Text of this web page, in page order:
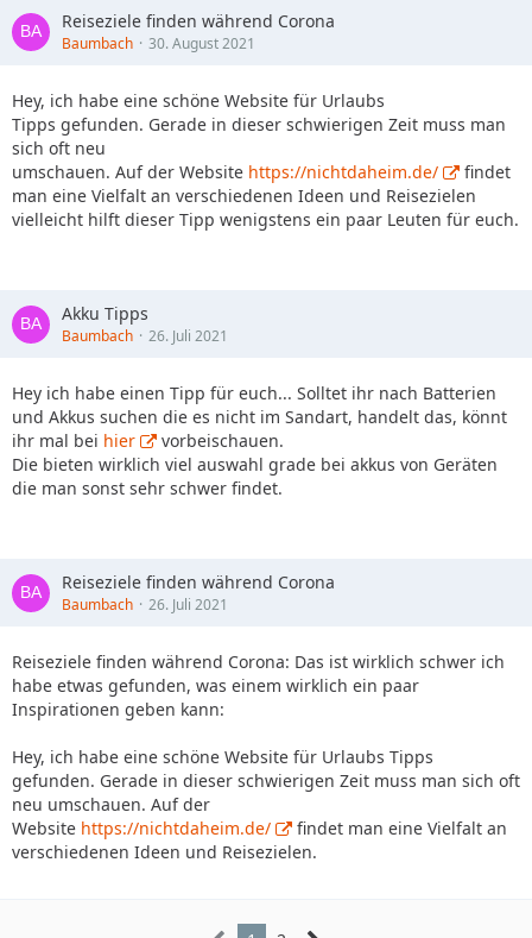
Reiseziele finden während Corona
Baumbach 30. August 2021
Hey, ich habe eine schöne Website für Urlaubs
Tipps gefunden. Gerade in dieser schwierigen Zeit muss man
sich oft neu
umschauen. Auf der Website https://nichtdaheim.de/
findet
man eine Vielfalt an verschiedenen Ideen und Reisezielen
vielleicht hilft dieser Tipp wenigstens ein paar Leuten für euch.
Akku Tipps
Baumbach 26. Juli 2021
Hey ich habe einen Tipp für euch... Solltet ihr nach Batterien
und Akkus suchen die es nicht im Sandart, handelt das, könnt
ihr mal bei hier
vorbeischauen.
Die bieten wirklich viel auswahl grade bei akkus von Geräten
die man sonst sehr schwer findet.
Reiseziele finden während Corona
Baumbach 26. Juli 2021
Reiseziele finden während Corona: Das ist wirklich schwer ich
habe etwas gefunden, was einem wirklich ein paar
Inspirationen geben kann:
Hey, ich habe eine schöne Website für Urlaubs Tipps
gefunden. Gerade in dieser schwierigen Zeit muss man sich oft
neu umschauen. Auf der
Website https://nichtdaheim.de/
findet man eine Vielfalt an
verschiedenen Ideen und Reisezielen.